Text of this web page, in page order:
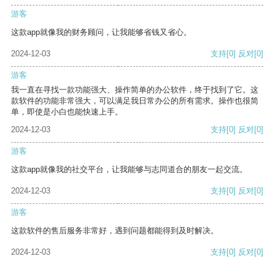
游客
这款app就像我的财务顾问，让我能够省钱又省心。
2024-12-03 支持[0] 反对[0]
游客
我一直在寻找一款功能强大、操作简单的办公软件，终于找到了它。这
款软件的功能非常强大，可以满足我日常办公的所有需求。操作也很简
单，即使是小白也能快速上手。
2024-12-03
支持[0] 反对[0]
游客
这款app就像我的社交平台，让我能够与志同道合的朋友一起交流。
2024-12-03 支持[0] 反对[0]
游客
这款软件的售后服务非常好，遇到问题都能得到及时解决。
2024-12-03 支持[0] 反对[0]